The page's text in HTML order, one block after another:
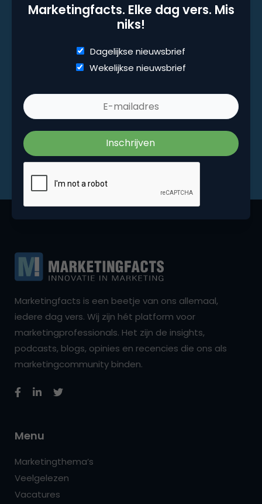
Marketingfacts. Elke dag vers. Mis
niks!
Dagelijkse nieuwsbrief
Wekelijkse nieuwsbrief
Wekelijkse nieuwsbrief
Marketingfacts is een beetje van ons allemaal,
iedere dag vers. Wij zijn hét platform voor
marketingprofessionals. Het zijn de insights,
podcasts, blogs, opinies en recencies die ons als
marketingcommunity binden.
Menu
Marketingthema’s
Veelgelezen
Vacatures